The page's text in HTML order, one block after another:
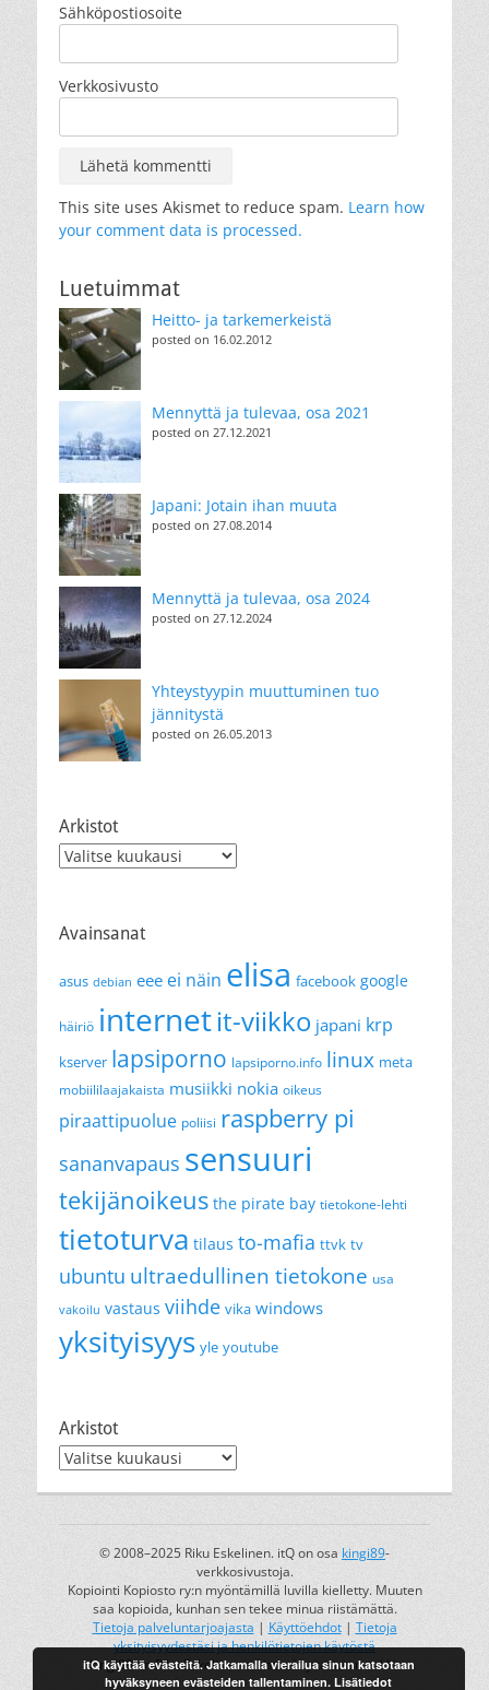
Sähköpostiosoite
Verkkosivusto
This site uses Akismet to reduce spam. Learn how
your comment data is processed.
Luetuimmat
Heitto- ja tarkemerkeistä
posted on 16.02.2012
Mennyttä ja tulevaa, osa 2021
posted on 27.12.2021
Japani: Jotain ihan muuta
posted on 27.08.2014
Mennyttä ja tulevaa, osa 2024
posted on 27.12.2024
Yhteystyypin muuttuminen tuo
jännitystä
posted on 26.05.2013
Arkistot
Arkistot
Avainsanat
asus debian eee ei näin elisa facebook google
häiriö internetit-viikko japani krp
kserver lapsiporno lapsiporno.info linux meta
mobiililaajakaista musiikki nokia oikeus
piraattipuolue poliisi raspberry pi
sananvapaus sensuuri
tekijänoikeus the pirate bay tietokone-lehti
tietoturva tilaus to-mafia ttvk tv
ubuntu ultraedullinen tietokone usa
vakoilu vastaus viihde vika windows
yksityisyys yle youtube
Arkistot
Arkistot
© 2008–2025 Riku Eskelinen. itQ on osa kingi89-
verkkosivustoja.
Kopiointi Kopiosto ry:n myöntämillä luvilla kielletty. Muuten
saa kopioida, kunhan sen tekee minua riistämättä.
Tietoja palveluntarjoajasta | Käyttöehdot| Tietoja
yksityisyydestäsi ja henkilötietojen käytöstä
kingi89 on Riku Eskelisen rekisteröity tavaramerkki.
itQ käyttää evästeitä. Jatkamalla vierailua sinun katsotaan
hyväksyneen evästeiden tallentaminen.Lisätiedot